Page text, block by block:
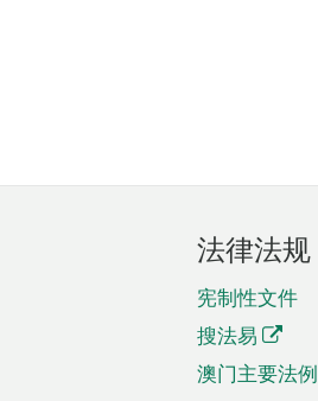
法律法规
宪制性文件
搜法易
澳门主要法例